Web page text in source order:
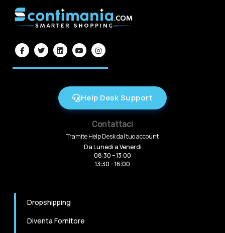
Help Desk Support
Contattaci
Tramite Help Desk dal tuo account
Da Lunedi a Venerdi
08:30 – 13:00
13:30 – 16:00
Dropshipping
Diventa Fornitore